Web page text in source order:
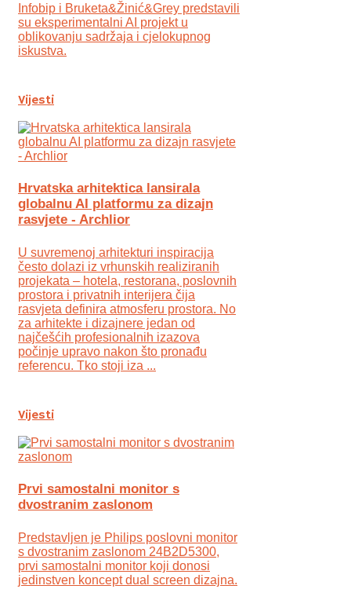
Infobip i Bruketa&Žinić&Grey predstavili
su eksperimentalni AI projekt u
oblikovanju sadržaja i cjelokupnog
iskustva.
Vijesti
Hrvatska arhitektica lansirala
globalnu AI platformu za dizajn
rasvjete - Archlior
U suvremenoj arhitekturi inspiracija
često dolazi iz vrhunskih realiziranih
projekata – hotela, restorana, poslovnih
prostora i privatnih interijera čija
rasvjeta definira atmosferu prostora. No
za arhitekte i dizajnere jedan od
najčešćih profesionalnih izazova
počinje upravo nakon što pronađu
referencu. Tko stoji iza ...
Vijesti
Prvi samostalni monitor s
dvostranim zaslonom
Predstavljen je Philips poslovni monitor
s dvostranim zaslonom 24B2D5300,
prvi samostalni monitor koji donosi
jedinstven koncept dual screen dizajna.